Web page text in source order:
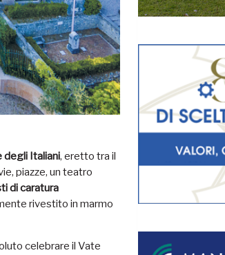
degli Italiani, eretto tra il
piazze, un teatro
di caratura
rivestito in marmo
celebrare il Vate